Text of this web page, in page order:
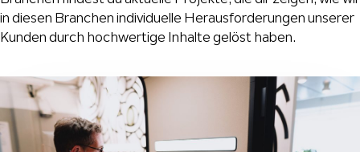
in diesen Branchen individuelle Herausforderungen unserer
Kunden durch hochwertige Inhalte gelöst haben.